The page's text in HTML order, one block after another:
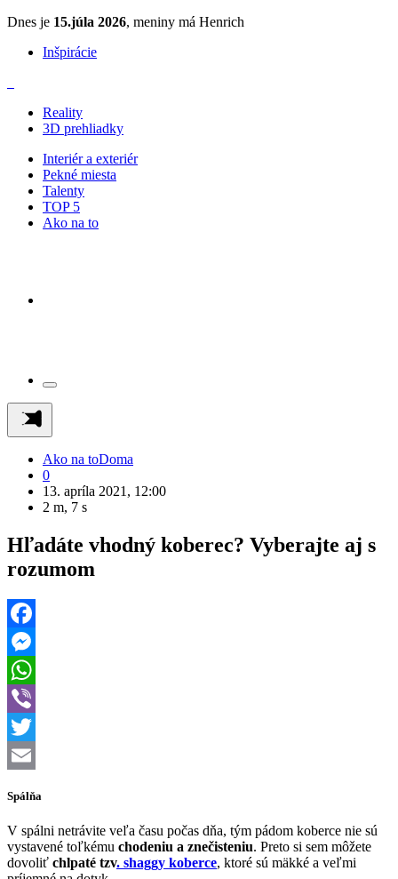
Dnes je 15.júla 2026, meniny má Henrich
Inšpirácie
Reality
3D prehliadky
Interiér a exteriér
Pekné miesta
Talenty
TOP 5
Ako na to
Ako na toDoma
0
13. apríla 2021, 12:00
2 m, 7 s
Hľadáte vhodný koberec? Vyberajte aj s
rozumom
Facebook
Messenger
WhatsApp
Viber
Twitter
Spálňa
V spálni netrávite veľa času počas dňa, tým pádom koberce nie sú
vystavené toľkému chodeniu a znečisteniu. Preto si sem môžete
dovoliť chlpaté tzv. shaggy koberce, ktoré sú mäkké a veľmi